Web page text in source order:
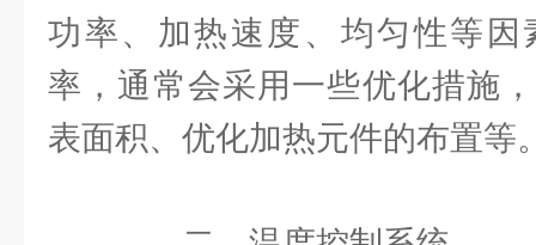
功率、加热速度、均匀性等因
率，通常会采用一些优化措施
表面积、优化加热元件的布置等